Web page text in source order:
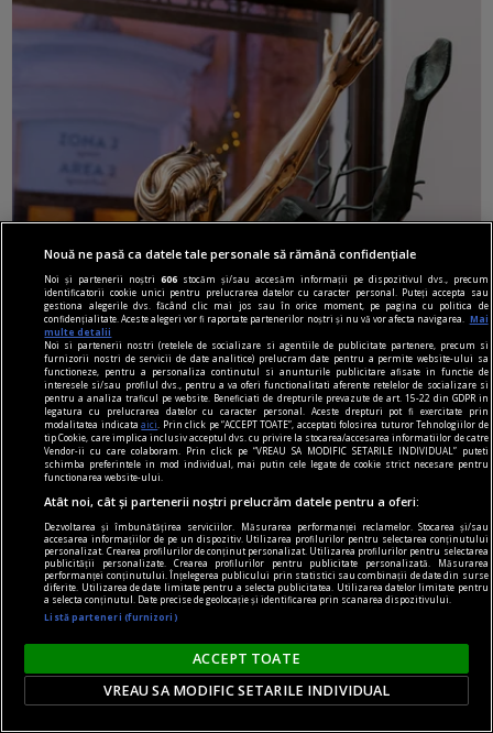
dalí
Viziunea suprarealistă a lumii
Ne aflăm pe versantul opus lucidității gîndului.
Intrăm în ținutul somnului, al tainei, adică în
zona de umbră a vieții.
dalí
Nouă ne pasă ca datele tale personale să rămână confidențiale
Noi și partenerii noștri606 stocăm și/sau accesăm informații pe dispozitivul dvs., precum
identificatorii cookie unici pentru prelucrarea datelor cu caracter personal. Puteți accepta sau
gestiona alegerile dvs. făcând clic mai jos sau în orice moment, pe pagina cu politica de
confidențialitate. Aceste alegeri vor fi raportate partenerilor noștri și nu vă vor afecta navigarea.
Mai
multe detalii
Noi si partenerii nostri (retelele de socializare si agentiile de publicitate partenere, precum si
furnizorii nostri de servicii de date analitice) prelucram date pentru a permite website-ului sa
functioneze, pentru a personaliza continutul si anunturile publicitare afisate in functie de
interesele si/sau profilul dvs., pentru a va oferi functionalitati aferente retelelor de socializare si
pentru a analiza traficul pe website. Beneficiati de drepturile prevazute de art. 15-22 din GDPR in
legatura cu prelucrarea datelor cu caracter personal. Aceste drepturi pot fi exercitate prin
modalitatea indicataaici
. Prin click pe “ACCEPT TOATE”, acceptati folosirea tuturor Tehnologiilor de
tip Cookie, care implica inclusiv acceptul dvs. cu privire la stocarea/accesarea informatiilor de catre
Vendor-ii cu care colaboram. Prin click pe “VREAU SA MODIFIC SETARILE INDIVIDUAL” puteti
schimba preferintele in mod individual, mai putin cele legate de cookie strict necesare pentru
functionarea website-ului.
Atât noi, cât și partenerii noștri prelucrăm datele pentru a oferi:
Dezvoltarea și îmbunătățirea serviciilor. Măsurarea performanței reclamelor. Stocarea și/sau
accesarea informațiilor de pe un dispozitiv. Utilizarea profilurilor pentru selectarea conținutului
personalizat. Crearea profilurilor de conținut personalizat. Utilizarea profilurilor pentru selectarea
publicității personalizate. Crearea profilurilor pentru publicitate personalizată. Măsurarea
performanței conținutului. Înțelegerea publicului prin statistici sau combinații de date din surse
diferite. Utilizarea de date limitate pentru a selecta publicitatea. Utilizarea datelor limitate pentru
a selecta conținutul. Date precise de geolocație și identificarea prin scanarea dispozitivului.
Listă parteneri (furnizori)
ACCEPT TOATE
VREAU SA MODIFIC SETARILE INDIVIDUAL